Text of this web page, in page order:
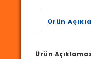
Ürün
Ürün